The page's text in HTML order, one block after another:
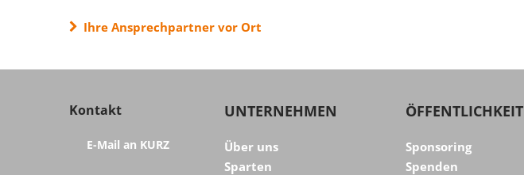
Ihre Ansprechpartner vor Ort
Kontakt
E-Mail an KURZ
UNTERNEHMEN
Über uns
Sparten
ÖFFENTLICHKEIT
Sponsoring
Spenden